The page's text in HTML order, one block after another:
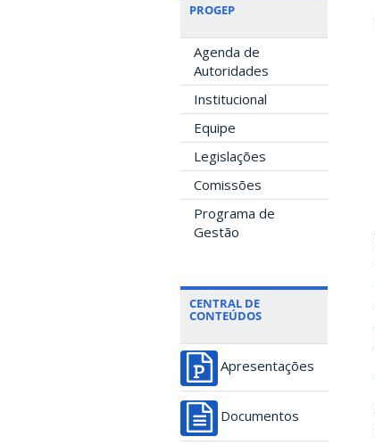
PROGEP
Agenda de
Autoridades
Institucional
Equipe
Legislações
Comissões
Programa de
Gestão
CENTRAL DE
CONTEÚDOS
Apresentações
Documentos